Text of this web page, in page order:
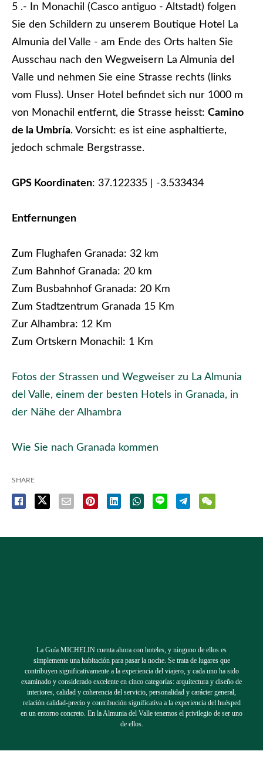
5 .- In Monachil (Casco antiguo - Altstadt) folgen
Sie den Schildern zu unserem Boutique Hotel La
Almunia del Valle - am Ende des Orts halten Sie
Ausschau nach den Wegweisern La Almunia del
Valle und nehmen Sie eine Strasse rechts (links
vom Fluss). Unser Hotel befindet sich nur 1000 m
von Monachil entfernt, die Strasse heisst: Camino
de la Umbría. Vorsicht: es ist eine asphaltierte,
jedoch schmale Bergstrasse.
GPS Koordinaten: 37.122335 | -3.533434
Entfernungen
Zum Flughafen Granada: 32 km
Zum Bahnhof Granada: 20 km
Zum Busbahnhof Granada: 20 Km
Zum Stadtzentrum Granada 15 Km
Zur Alhambra: 12 Km
Zum Ortskern Monachil: 1 Km
Fotos der Strassen und Wegweiser zu La Almunia
del Valle, einem der besten Hotels in Granada, in
der Nähe der Alhambra
Wie Sie nach Granada kommen
SHARE
La Guía MICHELIN cuenta ahora con hoteles, y ninguno de ellos es
simplemente una habitación para pasar la noche. Se trata de lugares que
contribuyen significativamente a la experiencia del viajero, y cada uno ha sido
examinado y considerado excelente en cinco categorías: arquitectura y diseño de
interiores, calidad y coherencia del servicio, personalidad y carácter general,
relación calidad-precio y contribución significativa a la experiencia del huésped
en un entorno concreto. En la Almunia del Valle tenemos el privilegio de ser uno
de ellos.